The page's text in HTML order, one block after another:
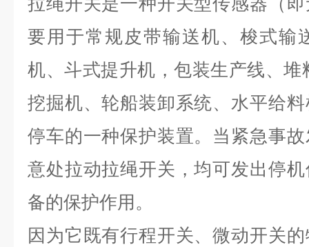
要用于常规皮带输送机、梭式输
机、斗式提升机，包装生产线、堆
挖掘机、轮船装卸系统、水平给
停车的一种保护装置。当紧急事
意处拉动拉绳开关，均可发出停
备的保护作用。
因为它既有行程开关、微动开关